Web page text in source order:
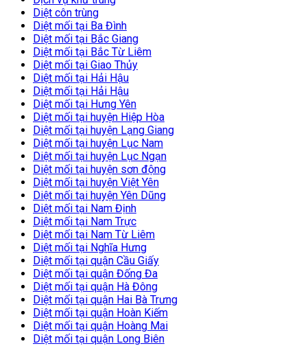
Diệt côn trùng
Diệt mối tại Ba Đình
Diệt mối tại Bắc Giang
Diệt mối tại Bắc Từ Liêm
Diệt mối tại Giao Thủy
Diệt mối tại Hải Hậu
Diệt mối tại Hải Hậu
Diệt mối tại Hưng Yên
Diệt mối tại huyện Hiệp Hòa
Diệt mối tại huyện Lạng Giang
Diệt mối tại huyện Lục Nam
Diệt mối tại huyện Lục Ngạn
Diệt mối tại huyện sơn động
Diệt mối tại huyện Việt Yên
Diệt mối tại huyện Yên Dũng
Diệt mối tại Nam Định
Diệt mối tại Nam Trực
Diệt mối tại Nam Từ Liêm
Diệt mối tại Nghĩa Hưng
Diệt mối tại quận Cầu Giấy
Diệt mối tại quận Đống Đa
Diệt mối tại quận Hà Đông
Diệt mối tại quận Hai Bà Trưng
Diệt mối tại quận Hoàn Kiếm
Diệt mối tại quận Hoàng Mai
Diệt mối tại quận Long Biên